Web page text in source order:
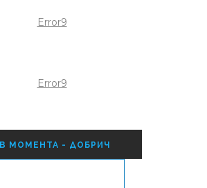
Error9
Error9
МОМЕНТА - ДОБРИЧ